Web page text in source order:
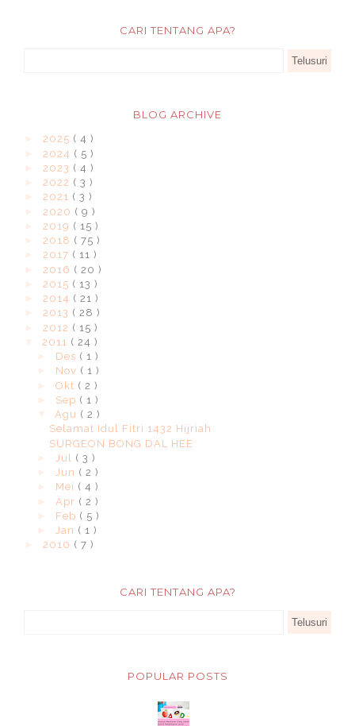
CARI TENTANG APA?
BLOG ARCHIVE
2025 ( 4 )
2024 ( 5 )
2023 ( 4 )
2022 ( 3 )
2021 ( 3 )
2020 ( 9 )
2019 ( 15 )
2018 ( 75 )
2017 ( 11 )
2016 ( 20 )
2015 ( 13 )
2014 ( 21 )
2013 ( 28 )
2012 ( 15 )
2011 ( 24 )
Des ( 1 )
Nov ( 1 )
Okt ( 2 )
Sep ( 1 )
Agu ( 2 )
Selamat Idul Fitri 1432 Hijriah
SURGEON BONG DAL HEE
Jul ( 3 )
Jun ( 2 )
Mei ( 4 )
Apr ( 2 )
Feb ( 5 )
Jan ( 1 )
2010 ( 7 )
CARI TENTANG APA?
POPULAR POSTS